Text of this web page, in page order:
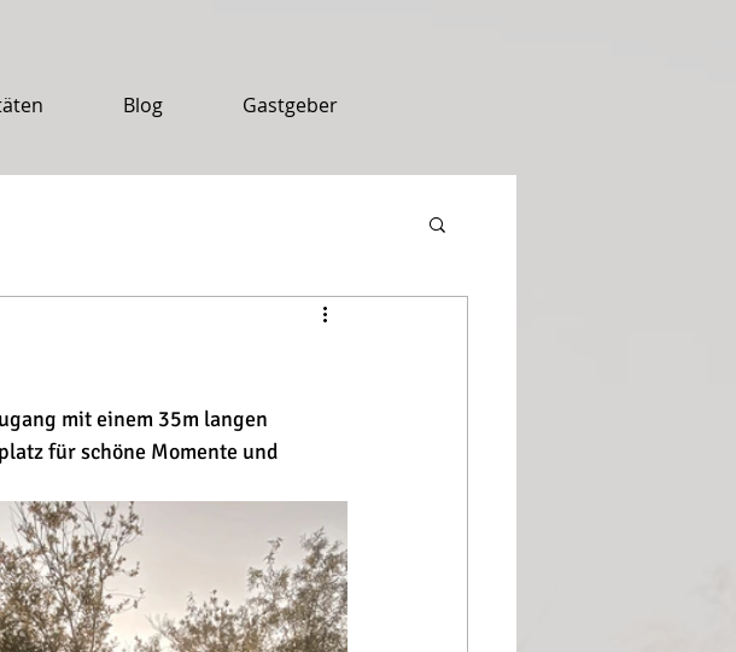
Blog Gastgeber
mit einem 35m langen
für schöne Momente und